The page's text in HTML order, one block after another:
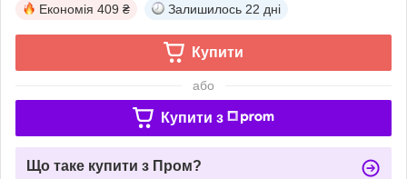
Економія 409 ₴ Залишилось 22 дні
Купити
або
Купити з
Що таке купити з Пром?